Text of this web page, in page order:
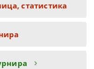
статистика